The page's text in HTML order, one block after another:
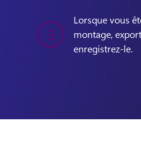
3
Lorsque vous
montage,
enregistrez-le.